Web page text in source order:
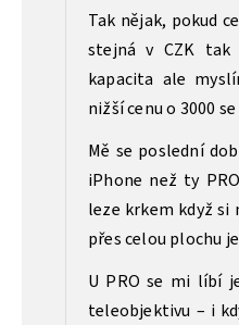
Tak nějak, pokud
stejná v CZK
kapacita ale
nižší cenu o 3000
Mě se poslední
iPhone než ty
leze krkem když si
přes celou plochu
U PRO se mi líbí
teleobjektivu – i